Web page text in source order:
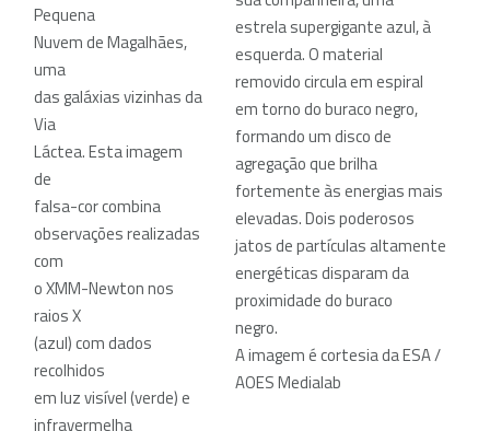
estrela supergigante azul, à
esquerda. O material
removido circula em espiral
em torno do buraco negro,
formando um disco de
agregação que brilha
fortemente às energias mais
elevadas. Dois poderosos
jatos de partículas altamente
energéticas disparam da
proximidade do buraco
negro.
A imagem é cortesia da ESA /
AOES Medialab
Pequena
Nuvem de Magalhães,
uma
das galáxias vizinhas da
Via
Láctea. Esta imagem
de
falsa-cor combina
observações realizadas
com
o XMM-Newton nos
raios X
(azul) com dados
recolhidos
em luz visível (verde) e
infravermelha